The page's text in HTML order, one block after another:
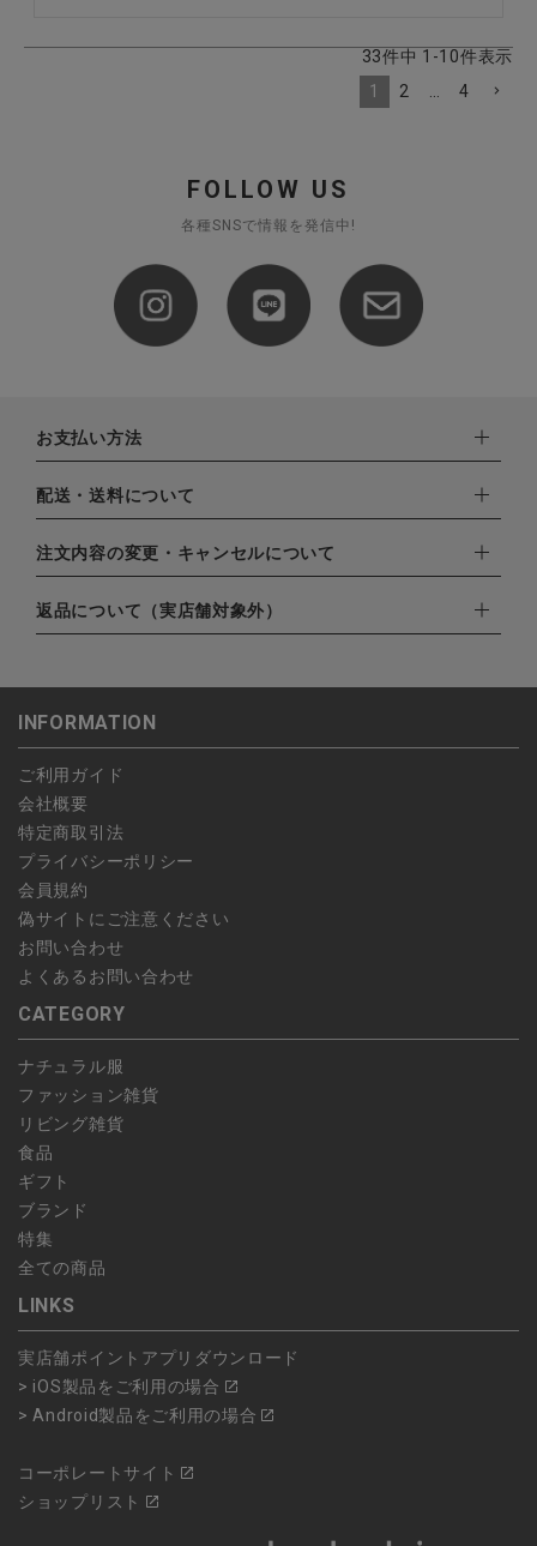
33件中 1 -10件表示
1
2 4
FOLLOW US
各種SNSで情報を発信中!
お支払い方法
下記お支払い方法よりお選びいただけます。
・クレジットカード（VISA,mastercard,JCB,AMERICAN
EXPRESS,Diners Club）
・amazonペイメント
・楽天ペイ
・PayPay
配送・送料について
配達業者：日本郵便
北海道：1,400円
注文内容の変更・キャンセルについて
ご注文日当日から翌日のAM9:00までにご連絡頂いた場合はキャ
ンセルは可能です。
します。
予約商品など一部キャンセルが出来ない場合がございます。あら
かじめご了承ください。
返品について（実店舗対象外）
こちら よりご依頼ください。
INFORMATION
ご利用ガイド
会社概要
特定商取引法
プライバシーポリシー
会員規約
偽サイトにご注意ください
お問い合わせ
よくあるお問い合わせ
CATEGORY
ナチュラル服
ファッション雑貨
リビング雑貨
食品
ギフト
ブランド
特集
全ての商品
LINKS
実店舗ポイントアプリダウンロード
> iOS製品をご利用の場合
> Android製品をご利用の場合
コーポレートサイト
ショップリスト